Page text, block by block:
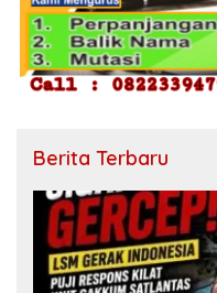
Berita Terbaru